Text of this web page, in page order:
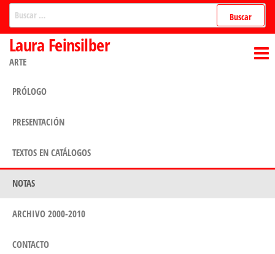
Saltar
contenido
Laura Feinsilber
ARTE
PRÓLOGO
PRESENTACIÓN
TEXTOS EN CATÁLOGOS
NOTAS
ARCHIVO 2000-2010
CONTACTO